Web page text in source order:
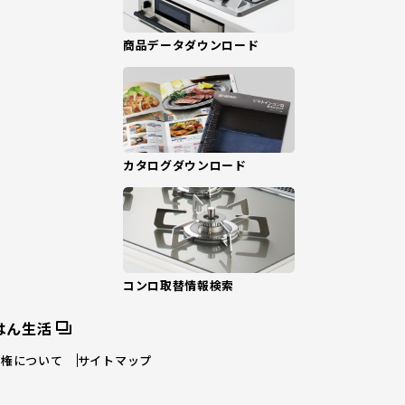
商品データダウンロード
カタログダウンロード
コンロ取替情報検索
ん生活
について サイトマップ